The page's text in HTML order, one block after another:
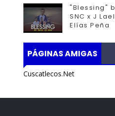
"Blessing"
SNC x J
Elías Peña
PÁGINAS AMIGAS
Cuscatlecos.Net